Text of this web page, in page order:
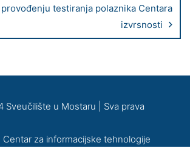
testiranja polaznika Centara
izvrsnosti
u Mostaru | Sva prava
Centar za informacijske tehnologije